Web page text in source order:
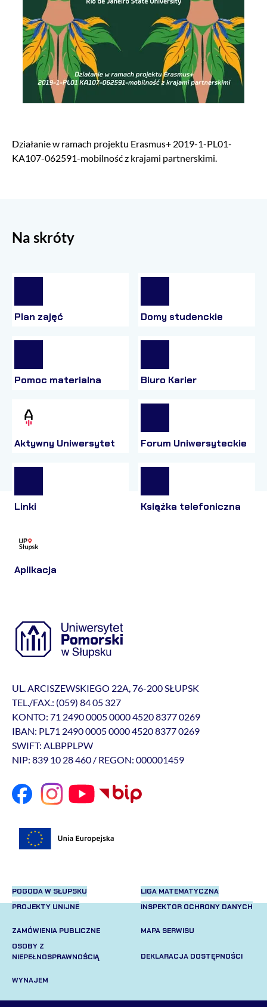
Działanie w ramach projektu Erasmus+ 2019-1-PL01-
KA107-062591-mobilność z krajami partnerskimi.
Na skróty
Plan zajęć Domy studenckie
Pomoc materialna Biuro Karier
Aktywny Uniwersytet Forum Uniwersyteckie
Linki Książka telefoniczna
Aplikacja
UL. ARCISZEWSKIEGO 22A, 76-200 SŁUPSK
TEL./FAX.: (059) 84 05 327
KONTO: 71 2490 0005 0000 4520 8377 0269
IBAN: PL71 2490 0005 0000 4520 8377 0269
SWIFT: ALBPPLPW
NIP: 839 10 28 460 / REGON: 000001459
POGODA W SŁUPSKU
PROJEKTY UNIJNE
LIGA MATEMATYCZNA
INSPEKTOR OCHRONY DANYCH
ZAMÓWIENIA PUBLICZNE
OSOBY Z
NIEPEŁNOSPRAWNOŚCIĄ
MAPA SERWISU
DEKLARACJA DOSTĘPNOŚCI
WYNAJEM